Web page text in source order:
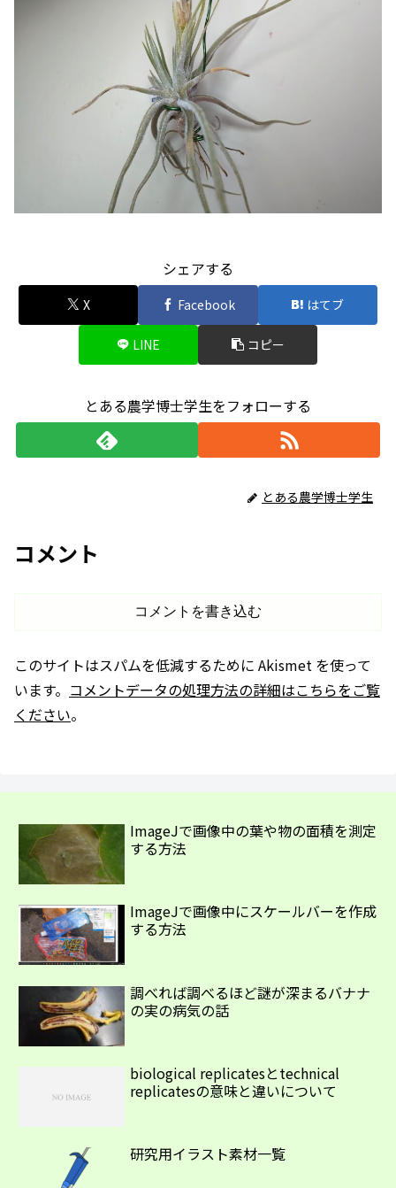
シェアする
X Facebook はてブ
LINE コピー
とある農学博士学生をフォローする
とある農学博士学生
コメント
コメントを書き込む
このサイトはスパムを低減するために Akismet を使って
います。 コメントデータの処理方法の詳細はこちらをご覧
ください。
ImageJで画像中の葉や物の面積を測定
する方法
ImageJで画像中にスケールバーを作成
する方法
調べれば調べるほど謎が深まるバナナ
の実の病気の話
biological replicatesとtechnical
replicatesの意味と違いについて
研究用イラスト素材一覧